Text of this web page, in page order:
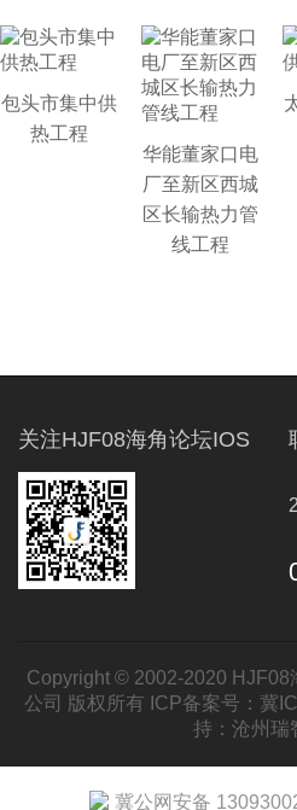
包头市集中供
热工程
华能董家口电
厂至新区西城
区长输热力管
线工程
关注HJF08海角论坛IOS
Copyright © 2002-2020 HJF08
公司 版权所有 ICP备案号： 冀
持： 沧州瑞
冀公网安备